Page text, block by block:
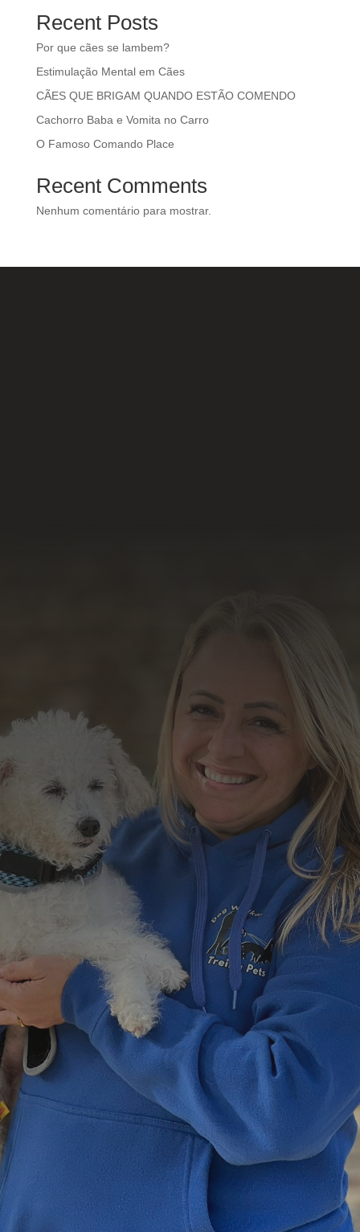
Recent Posts
Por que cães se lambem?
Estimulação Mental em Cães
CÃES QUE BRIGAM QUANDO ESTÃO COMENDO
Cachorro Baba e Vomita no Carro
O Famoso Comando Place
Recent Comments
Nenhum comentário para mostrar.
Formulário de Contato
3 + 14 = Enviar